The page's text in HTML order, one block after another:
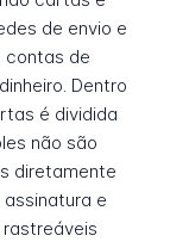
de envio e
contas de
Dentro
é dividida
não são
diretamente
e